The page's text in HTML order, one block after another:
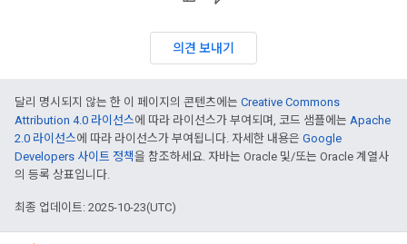
의견 보내기
달리 명시되지 않는 한 이 페이지의 콘텐츠에는 Creative Commons
Attribution 4.0 라이선스에 따라 라이선스가 부여되며, 코드 샘플에는 Apache
2.0 라이선스에 따라 라이선스가 부여됩니다. 자세한 내용은 Google
Developers 사이트 정책을 참조하세요. 자바는 Oracle 및/또는 Oracle 계열사
의 등록 상표입니다.
최종 업데이트: 2025-10-23(UTC)